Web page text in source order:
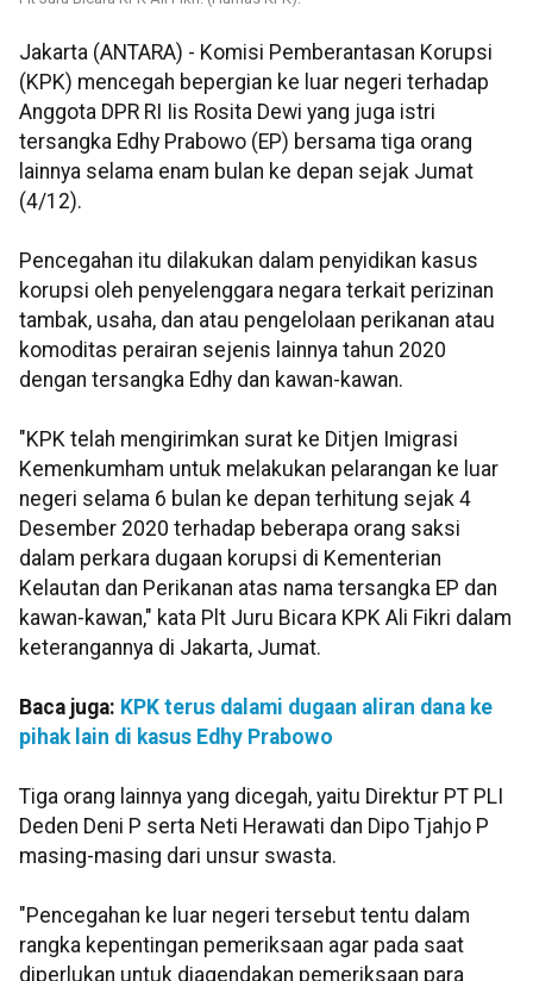
Jakarta (ANTARA) - Komisi Pemberantasan Korupsi
(KPK) mencegah bepergian ke luar negeri terhadap
Anggota DPR RI Iis Rosita Dewi yang juga istri
tersangka Edhy Prabowo (EP) bersama tiga orang
lainnya selama enam bulan ke depan sejak Jumat
(4/12).
Pencegahan itu dilakukan dalam penyidikan kasus
korupsi oleh penyelenggara negara terkait perizinan
tambak, usaha, dan atau pengelolaan perikanan atau
komoditas perairan sejenis lainnya tahun 2020
dengan tersangka Edhy dan kawan-kawan.
"KPK telah mengirimkan surat ke Ditjen Imigrasi
Kemenkumham untuk melakukan pelarangan ke luar
negeri selama 6 bulan ke depan terhitung sejak 4
Desember 2020 terhadap beberapa orang saksi
dalam perkara dugaan korupsi di Kementerian
Kelautan dan Perikanan atas nama tersangka EP dan
kawan-kawan," kata Plt Juru Bicara KPK Ali Fikri dalam
keterangannya di Jakarta, Jumat.
Baca juga: KPK terus dalami dugaan aliran dana ke
pihak lain di kasus Edhy Prabowo
Tiga orang lainnya yang dicegah, yaitu Direktur PT PLI
Deden Deni P serta Neti Herawati dan Dipo Tjahjo P
masing-masing dari unsur swasta.
"Pencegahan ke luar negeri tersebut tentu dalam
rangka kepentingan pemeriksaan agar pada saat
diperlukan untuk diagendakan pemeriksaan para